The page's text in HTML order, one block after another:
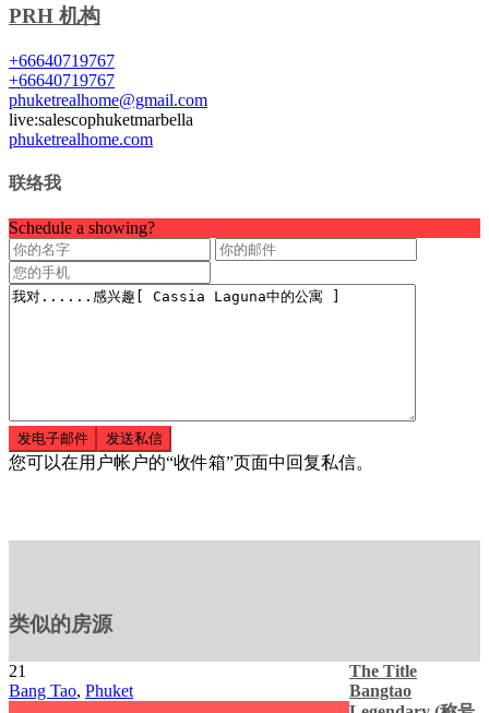
PRH 机构
+66640719767
+66640719767
phuketrealhome@gmail.com
live:salescophuketmarbella
phuketrealhome.com
联络我
Schedule a showing?
您可以在用户帐户的“收件箱”页面中回复私信。
类似的房源
21
Bang Tao, Phuket
The Title
Bangtao